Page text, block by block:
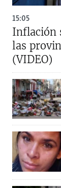
15:05
Inflación
las
(VIDEO)